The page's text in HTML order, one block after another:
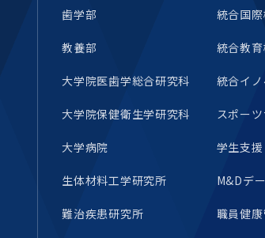
歯学部
教養部
大学院医歯学総合研究科
大学院保健衛生学研究科
大学病院
生体材料工学研究所
難治疾患研究所
統合国
統合教
統合イ
スポー
学生支
M&Dデ
職員健